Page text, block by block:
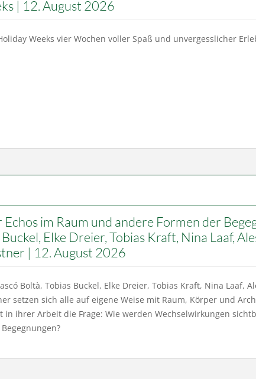
| 12. August 2026
Weeks vier Wochen voller Spaß und unvergesslicher
Echos im Raum und andere Formen der
Elke Dreier, Tobias Kraft, Nina Laaf,
| 12. August 2026
Boltà, Tobias Buckel, Elke Dreier, Tobias Kraft, Nina Laaf,
setzen sich alle auf eigene Weise mit Raum, Körper und
in ihrer Arbeit die Frage: Wie werden Wechselwirkungen